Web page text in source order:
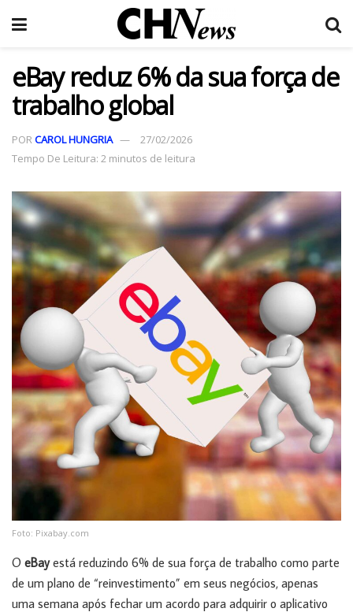
eBay reduz 6% da sua força de
trabalho global
PORCAROL HUNGRIA
27/02/2026
Tempo De Leitura: 2 minutos de leitura
Foto: Pixabay.com
O eBayestá reduzindo 6% de sua força de trabalho como parte
de um plano de “reinvestimento” em seus negócios, apenas
uma semana após fechar um acordo para adquirir o aplicativo